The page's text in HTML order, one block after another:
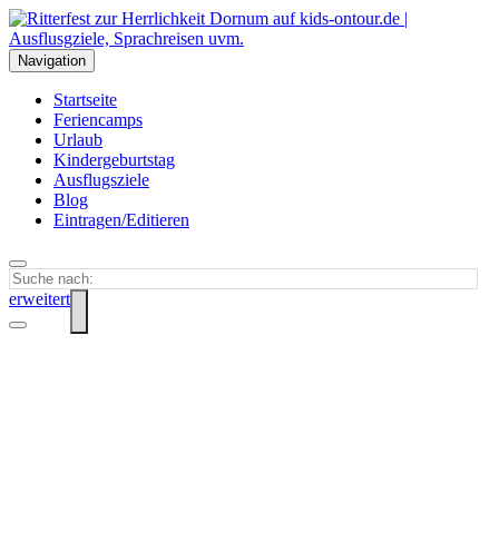
Navigation
Startseite
Feriencamps
Urlaub
Kindergeburtstag
Ausflugsziele
Blog
Eintragen/Editieren
erweitert